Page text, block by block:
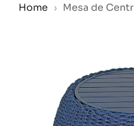
Home › Mesa de